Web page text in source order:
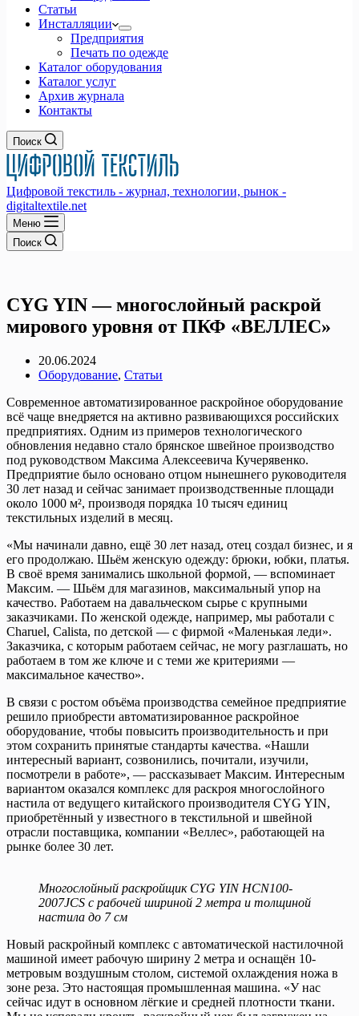
Статьи
Инсталляции
Предприятия
Печать по одежде
Каталог оборудования
Каталог услуг
Архив журнала
Контакты
Поиск
Цифровой текстиль - журнал, технологии, рынок -
digitaltextile.net
Меню
Поиск
CYG YIN — многослойный раскрой
мирового уровня от ПКФ «ВЕЛЛЕС»
20.06.2024
Оборудование, Статьи
Современное автоматизированное раскройное оборудование
всё чаще внедряется на активно развивающихся российских
предприятиях. Одним из примеров технологического
обновления недавно стало брянское швейное производство
под руководством Максима Алексеевича Кучерявенко.
Предприятие было основано отцом нынешнего руководителя
30 лет назад и сейчас занимает производственные площади
около 1000 м², производя порядка 10 тысяч единиц
текстильных изделий в месяц.
«Мы начинали давно, ещё 30 лет назад, отец создал бизнес, и я
его продолжаю. Шьём женскую одежду: брюки, юбки, платья.
В своё время занимались школьной формой, — вспоминает
Максим. — Шьём для магазинов, максимальный упор на
качество. Работаем на давальческом сырье с крупными
заказчиками. По женской одежде, например, мы рабо­тали с
Charuel, Calista, по детской — с фирмой «Маленькая леди».
Заказчика, с которым работаем сейчас, не могу разглашать, но
работаем в том же ключе и с теми же критериями —
максимальное качество».
В связи с ростом объёма производства семейное предприятие
решило приобрести автоматизированное раскройное
оборудование, чтобы повысить производительность и при
этом сохранить принятые стандарты качества. «Нашли
интересный вариант, созвонились, почитали, изучили,
посмотрели в работе», — рассказывает Максим. Интересным
вариантом оказался комплекс для раскроя многослойного
настила от ведущего китайского производителя CYG YIN,
приобретённый у известного в текстильной и швейной
отрасли поставщика, компании «Веллес», работающей на
рынке более 30 лет.
Многослойный раскройщик CYG YIN HCN100-
2007JCS с рабочей шириной 2 метра и толщиной
настила до 7 см
Новый раскройный комплекс с автоматической настилочной
машиной имеет рабочую ширину 2 метра и оснащён 10-
метровым воздушным столом, системой охлаждения ножа в
зоне реза. Это настоящая промышленная машина. «У нас
сейчас идут в основном лёгкие и средней плотности ткани.